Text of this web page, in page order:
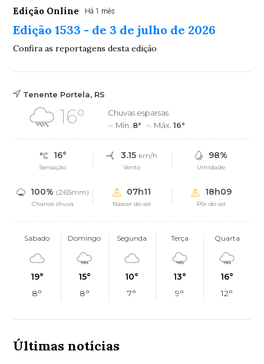
Edição Online Há 1 mês
Edição 1533 - de 3 de julho de 2026
Confira as reportagens desta edição
Tenente Portela, RS
16°
Chuvas esparsas
Mín. 8° Máx.16°
16°
Sensação
3.15 km/h
Vento
98%
Umidade
100% (2.65mm)
Chance chuva
07h11
Nascer do sol
18h09
Pôr do sol
Sábado
19°
8°
Domingo
15°
8°
Segunda
10°
7°
Terça
13°
9°
Quarta
16°
12°
Últimas notícias